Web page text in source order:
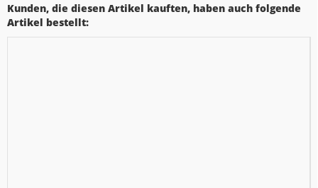
Kunden, die diesen Artikel kauften, haben auch folgende
Artikel bestellt: